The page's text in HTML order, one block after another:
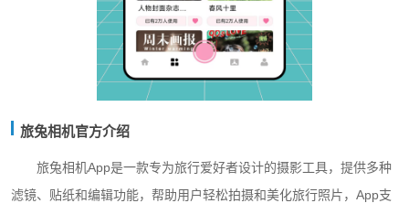
旅兔相机官方介绍
旅兔相机App是一款专为旅行爱好者设计的摄影工具，提供多种
滤镜、贴纸和编辑功能，帮助用户轻松拍摄和美化旅行照片，App支